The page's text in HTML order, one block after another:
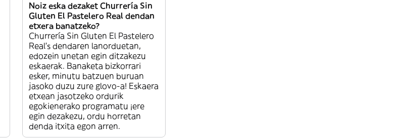
Noiz eska dezaket Churrería Sin
Gluten El Pastelero Real dendan
etxera banatzeko?
Churrería Sin Gluten El Pastelero
Real’s dendaren lanorduetan,
edozein unetan egin ditzakezu
eskaerak. Banaketa bizkorrari
esker, minutu batzuen buruan
jasoko duzu zure glovo-a! Eskaera
etxean jasotzeko ordurik
egokienerako programatu ¡ere
egin dezakezu, ordu horretan
denda itxita egon arren.